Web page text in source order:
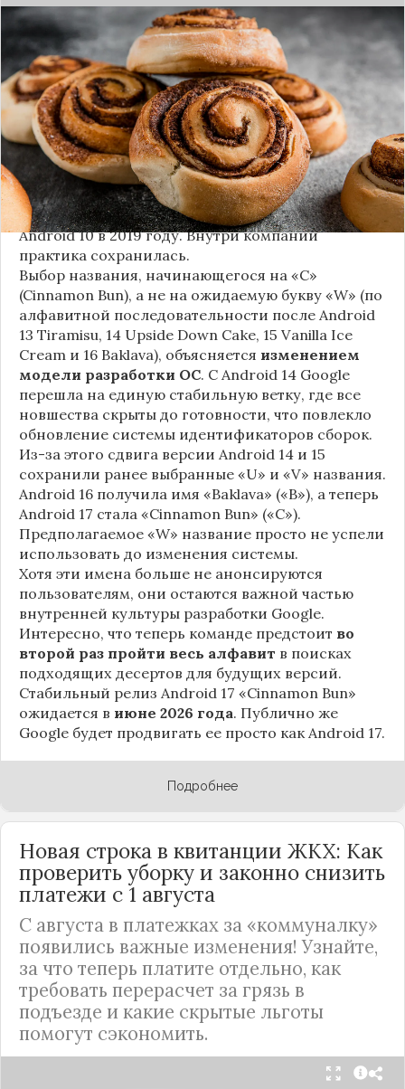
Стало известно внутреннее кодовое имя
следующей крупной версии Android. Как
сообщают источники, Android 17, релиз которой
ожидается в 2026 году, разрабатывается под
названием«Cinnamon Bun»(«Булочка с
корицей»).
Это решение продолжает знаменитую традицию
Google называть версии Android в честь
сладостей и десертов (Cupcake, Donut, KitKat и
т.д.), хотя компанияпрекратила публично
использовать эти именас момента выхода
Android 10 в 2019 году. Внутри компании
практика сохранилась.
Выбор названия, начинающегося на «C»
(Cinnamon Bun), а не на ожидаемую букву «W» (по
алфавитной последовательности после Android
13 Tiramisu, 14 Upside Down Cake, 15 Vanilla Ice
Cream и 16 Baklava), объясняется изменением
модели разработки ОС. С Android 14 Google
перешла на единую стабильную ветку, где все
новшества скрыты до готовности, что повлекло
обновление системы идентификаторов сборок.
Из-за этого сдвига версии Android 14 и 15
сохранили ранее выбранные «U» и «V» названия.
Android 16 получила имя «Baklava» («B»), а теперь
Android 17 стала «Cinnamon Bun» («C»).
Предполагаемое «W» название просто не успели
использовать до изменения системы.
Хотя эти имена больше не анонсируются
пользователям, они остаются важной частью
внутренней культуры разработки Google.
Интересно, что теперь команде предстоит во
второй раз пройти весь алфавит в поисках
подходящих десертов для будущих версий.
Стабильный релиз Android 17 «Cinnamon Bun»
ожидается в июне 2026 года. Публично же
Google будет продвигать ее просто как Android 17.
Подробнее
Новая строка в квитанции ЖКХ: Как
проверить уборку и законно снизить
платежи с 1 августа
С августа в платежках за «коммуналку»
появились важные изменения! Узнайте,
за что теперь платите отдельно, как
требовать перерасчет за грязь в
подъезде и какие скрытые льготы
помогут сэкономить.